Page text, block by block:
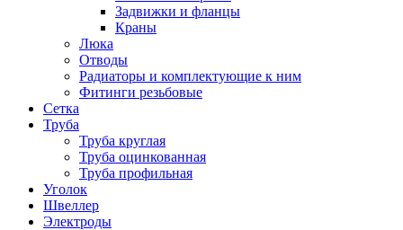
Задвижки и фланцы
Краны
Люка
Отводы
Радиаторы и комплектующие к ним
Фитинги резьбовые
Сетка
Труба
Труба круглая
Труба оцинкованная
Труба профильная
Уголок
Швеллер
Электроды